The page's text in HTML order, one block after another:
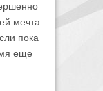
мечта
пока
еще